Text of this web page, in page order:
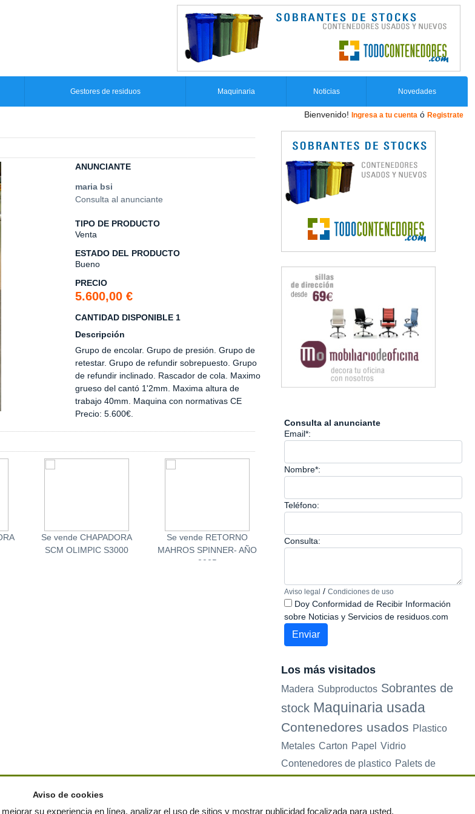
Gestores de residuos Maquinaria Noticias Novedades
Bienvenido! Ingresa a tu cuenta ó Registrate
ANUNCIANTE
maria bsi
Consulta al anunciante
TIPO DE PRODUCTO
Venta
ESTADO DEL PRODUCTO
Bueno
PRECIO
5.600,00 €
CANTIDAD DISPONIBLE 1
Descripción
Grupo de encolar. Grupo de presión. Grupo de
retestar. Grupo de refundir sobrepuesto. Grupo
de refundir inclinado. Rascador de cola. Maximo
grueso del cantó 1'2mm. Maxima altura de
trabajo 40mm. Maquina con normativas CE
Precio: 5.600€.
Se vende CHAPADORA
SCM OLIMPIC S3000
Se vende RETORNO
MAHROS SPINNER- AÑO
2005
Se vende FRESADORA
SCM- RECORD 130
Se vende
SCM SANDYA RT
Consulta al anunciante
Email*:
Nombre*:
Teléfono:
Consulta:
Aviso legal / Condiciones de uso
Doy Conformidad de Recibir Información
sobre Noticias y Servicios de residuos.com
Los más visitados
Madera Subproductos Sobrantes de
stock Maquinaria usada
Contenedores usados Plastico
Metales Carton Papel Vidrio
Contenedores de plastico Palets de
Aviso de cookies
su experiencia en línea, analizar el uso de sitios y mostrar publicidad focalizada para usted.